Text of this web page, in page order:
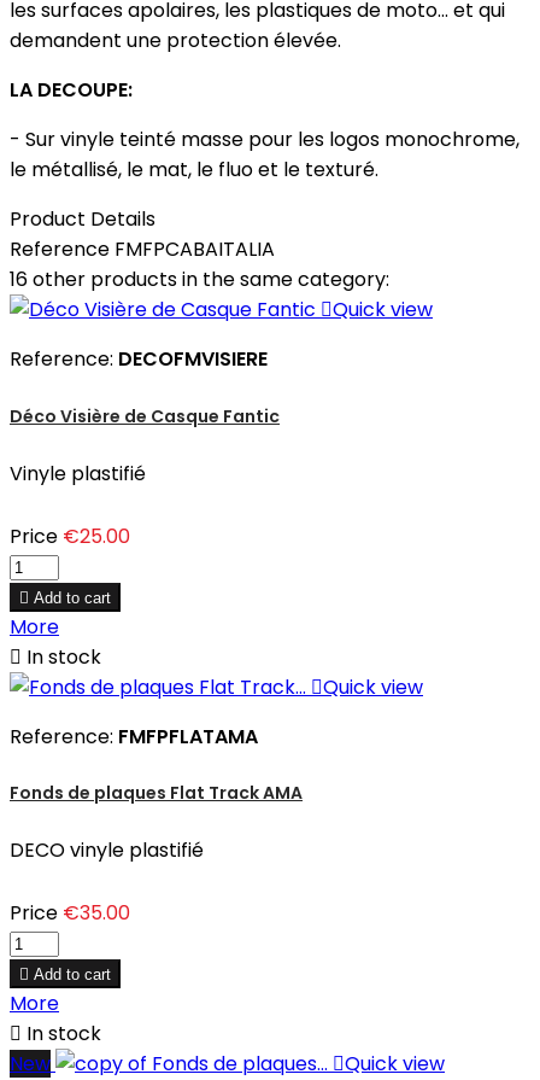
les surfaces apolaires, les plastiques de moto... et qui
demandent une protection élevée.
LA DECOUPE:
- Sur vinyle teinté masse pour les logos monochrome,
le métallisé, le mat, le fluo et le texturé.
Product Details
Reference FMFPCABAITALIA
16 other products in the same category:
Quick view
Reference: DECOFMVISIERE
Déco Visière de Casque Fantic
Vinyle plastifié
Price €25.00
 Add to cart
More
 In stock
Quick view
Reference: FMFPFLATAMA
Fonds de plaques Flat Track AMA
DECO vinyle plastifié
Price €35.00
 Add to cart
More
 In stock
New
Quick view